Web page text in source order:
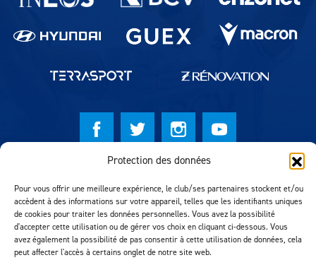
Protection des données
Pour vous offrir une meilleure expérience, le club/ses partenaires stockent et/ou
accèdent à des informations sur votre appareil, telles que les identifiants uniques
de cookies pour traiter les données personnelles. Vous avez la possibilité
d'accepter cette utilisation ou de gérer vos choix en cliquant ci-dessous. Vous
avez également la possibilité de pas consentir à cette utilisation de données, cela
peut affecter l'accès à certains onglet de notre site web.
Réalisation MTM Agency